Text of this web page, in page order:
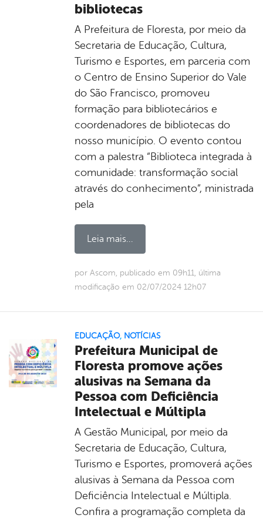
bibliotecas
A Prefeitura de Floresta, por meio da
Secretaria de Educação, Cultura,
Turismo e Esportes, em parceria com
o Centro de Ensino Superior do Vale
do São Francisco, promoveu
formação para bibliotecários e
coordenadores de bibliotecas do
nosso município. O evento contou
com a palestra “Biblioteca integrada à
comunidade: transformação social
através do conhecimento”, ministrada
pela
Leia mais...
por Ascom, publicado em 09h11, última
modificação em 02/07/2024 12h07
EDUCAÇÃO, NOTÍCIAS
Prefeitura Municipal de
Floresta promove ações
alusivas na Semana da
Pessoa com Deficiência
Intelectual e Múltipla
A Gestão Municipal, por meio da
Secretaria de Educação, Cultura,
Turismo e Esportes, promoverá ações
alusivas à Semana da Pessoa com
Deficiência Intelectual e Múltipla.
Confira a programação completa da